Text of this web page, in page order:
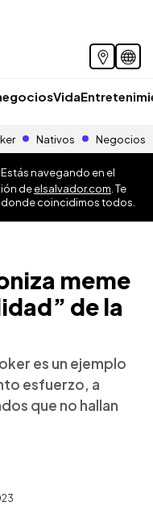
Vida
Nativos Negocios
navegando en el
deelsalvador.com . Te
coincidimos todos.
meme
de la
es un ejemplo
esfuerzo, a
que no hallan